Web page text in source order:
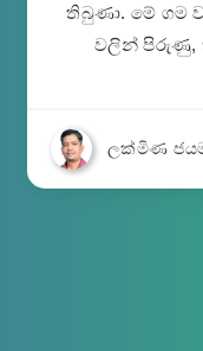
තිබුණා. මේ ගම
වලින් පිරුණු,
ලක්මිණ